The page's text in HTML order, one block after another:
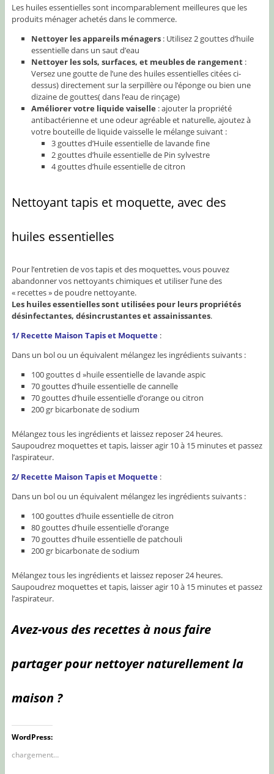
Les huiles essentielles sont incomparablement meilleures que les
produits ménager achetés dans le commerce.
Nettoyer les appareils ménagers : Utilisez 2 gouttes d’huile
essentielle dans un saut d’eau
Nettoyer les sols, surfaces, et meubles de rangement :
Versez une goutte de l’une des huiles essentielles citées ci-
dessus) directement sur la serpillère ou l’éponge ou bien une
dizaine de gouttes( dans l’eau de rinçage)
Améliorer votre liquide vaiselle : ajouter la propriété
antibactérienne et une odeur agréable et naturelle, ajoutez à
votre bouteille de liquide vaisselle le mélange suivant :
3 gouttes d’Huile essentielle de lavande fine
2 gouttes d’huile essentielle de Pin sylvestre
4 gouttes d’huile essentielle de citron
Nettoyant tapis et moquette, avec des
huiles essentielles
Pour l’entretien de vos tapis et des moquettes, vous pouvez
abandonner vos nettoyants chimiques et utiliser l’une des
« recettes » de poudre nettoyante.
Les huiles essentielles sont utilisées pour leurs propriétés
désinfectantes, désincrustantes et assainissantes.
1/ Recette Maison Tapis et Moquette:
Dans un bol ou un équivalent mélangez les ingrédients suivants :
100 gouttes d »huile essentielle de lavande aspic
70 gouttes d’huile essentielle de cannelle
70 gouttes d’huile essentielle d’orange ou citron
200 gr bicarbonate de sodium
Mélangez tous les ingrédients et laissez reposer 24 heures.
Saupoudrez moquettes et tapis, laisser agir 10 à 15 minutes et passez
l’aspirateur.
2/ Recette Maison Tapis et Moquette:
Dans un bol ou un équivalent mélangez les ingrédients suivants :
100 gouttes d’huile essentielle de citron
80 gouttes d’huile essentielle d’orange
70 gouttes d’huile essentielle de patchouli
200 gr bicarbonate de sodium
Mélangez tous les ingrédients et laissez reposer 24 heures.
Saupoudrez moquettes et tapis, laisser agir 10 à 15 minutes et passez
l’aspirateur.
Avez-vous des recettes à nous faire
partager pour nettoyer naturellement la
maison ?
WordPress:
chargement…